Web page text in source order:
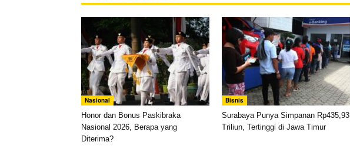
Nasional
Honor dan Bonus Paskibraka
Nasional 2026, Berapa yang
Diterima?
Bisnis
Surabaya Punya Simpanan Rp435,93
Triliun, Tertinggi di Jawa Timur